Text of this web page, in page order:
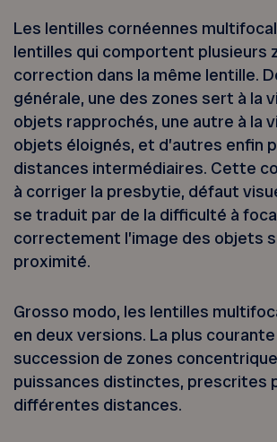
Les lentilles cornéennes
lentilles qui comportent plusieurs
correction dans la même lentille.
générale, une des zones sert à la
objets rapprochés, une autre à la
objets éloignés, et d’autres enfin
distances intermédiaires. Cette
à corriger la presbytie, défaut
se traduit par de la difficulté à
correctement l’image des objets
proximité.
Grosso modo, les lentilles
en deux versions. La plus
succession de zones
puissances distinctes, prescrites
différentes distances.